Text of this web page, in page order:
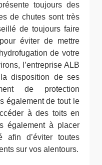
toujours des
de chutes sont très
de toujours faire
éviter de mettre
de votre
l’entreprise ALB
disposition de ses
de protection
également de tout le
à des toits en
également à placer
afin d’éviter toutes
sur vos alentours.